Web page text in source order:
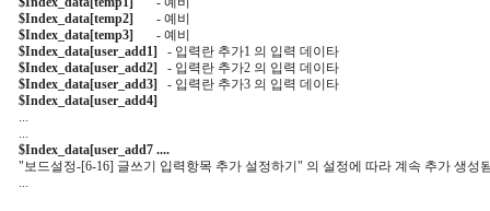
$Index_data[temp2]
       - 예비
$Index_data[temp3]
       - 예비
$Index_data[user_add1]
   - 입력란 추가1 의 입력 데이타
$Index_data[user_add2]
   - 입력란 추가2 의 입력 데이타
$Index_data[user_add3]
   - 입력란 추가3 의 입력 데이타
$Index_data[user_add4]
    ...
    ...
$Index_data[user_add7 ....
"보드설정-[6-16] 글쓰기 입력항목 추가 설정하기" 의 설정에 따라 계속 추가 생성
    ...